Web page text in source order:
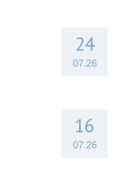
24
07.26
16
07.26